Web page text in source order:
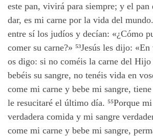
este pan, vivirá para siempre; y el pan
dar, es mi carne por la vida del
entre sí los judíos y decían: «¿Cómo
comer su carne?» ⁵³Jesús les dijo: «En
os digo: si no coméis la carne del
bebéis su sangre, no tenéis vida en
come mi carne y bebe mi sangre,
le resucitaré el último día. ⁵⁵Porque
verdadera comida y mi sangre
come mi carne y bebe mi sangre,